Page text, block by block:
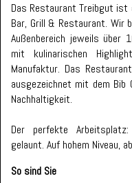
Das Restaurant Treibgut ist
Bar, Grill & Restaurant. Wir
Außenbereich jeweils über
mit kulinarischen
Manufaktur. Das
ausgezeichnet mit dem Bib
Nachhaltigkeit.
Der perfekte
gelaunt. Auf hohem Niveau,
So sind Sie